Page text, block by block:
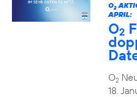
O2
APRIL:
O2
O2
18.